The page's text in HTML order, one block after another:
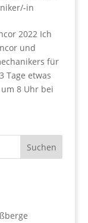
in
2022 Ich
und
für
Tage etwas
8 Uhr bei